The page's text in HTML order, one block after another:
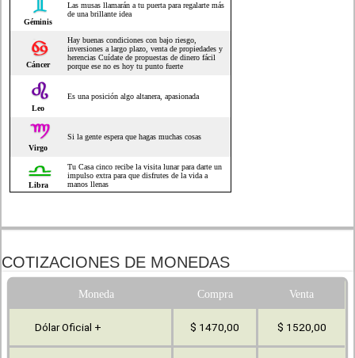
COTIZACIONES DE MONEDAS
Moneda Compra Venta
Dólar Oficial + $ 1470,00 $ 1520,00